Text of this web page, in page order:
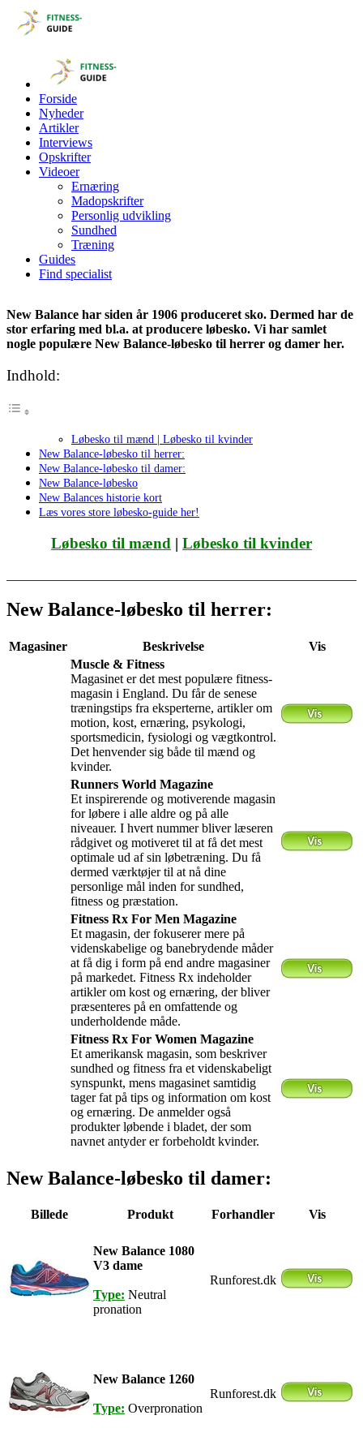
Forside
Nyheder
Artikler
Interviews
Opskrifter
Videoer
Ernæring
Madopskrifter
Personlig udvikling
Sundhed
Træning
Guides
Find specialist
New Balance har siden år 1906 produceret sko. Dermed har de
stor erfaring med bl.a. at producere løbesko. Vi har samlet
nogle populære New Balance-løbesko til herrer og damer her.
Indhold:
Løbesko til mænd | Løbesko til kvinder
New Balance-løbesko til herrer:
New Balance-løbesko til damer:
New Balance-løbesko
New Balances historie kort
Læs vores store løbesko-guide her!
Løbesko til mænd | Løbesko til kvinder
New Balance-løbesko til herrer:
Magasiner Beskrivelse
Vis
Muscle & Fitness
Magasinet er det mest populære fitness-
magasin i England. Du får de senese
træningstips fra eksperterne, artikler om
motion, kost, ernæring, psykologi,
sportsmedicin, fysiologi og vægtkontrol.
Det henvender sig både til mænd og
kvinder.
Runners World Magazine
Et inspirerende og motiverende magasin
for løbere i alle aldre og på alle
niveauer. I hvert nummer bliver læseren
rådgivet og motiveret til at få det mest
optimale ud af sin løbetræning. Du få
dermed værktøjer til at nå dine
personlige mål inden for sundhed,
fitness og præstation.
Fitness Rx For Men Magazine
Et magasin, der fokuserer mere på
videnskabelige og banebrydende måder
at få dig i form på end andre magasiner
på markedet. Fitness Rx indeholder
artikler om kost og ernæring, der bliver
præsenteres på en omfattende og
underholdende måde.
Fitness Rx For Women Magazine
Et amerikansk magasin, som beskriver
sundhed og fitness fra et videnskabeligt
synspunkt, mens magasinet samtidig
tager fat på tips og information om kost
og ernæring. De anmelder også
produkter løbende i bladet, der som
navnet antyder er forbeholdt kvinder.
New Balance-løbesko til damer:
Billede Produkt Forhandler Vis
New Balance 1080
V3 dame
Type: Neutral
pronation
Runforest.dk
New Balance 1260
Type: Overpronation
Runforest.dk